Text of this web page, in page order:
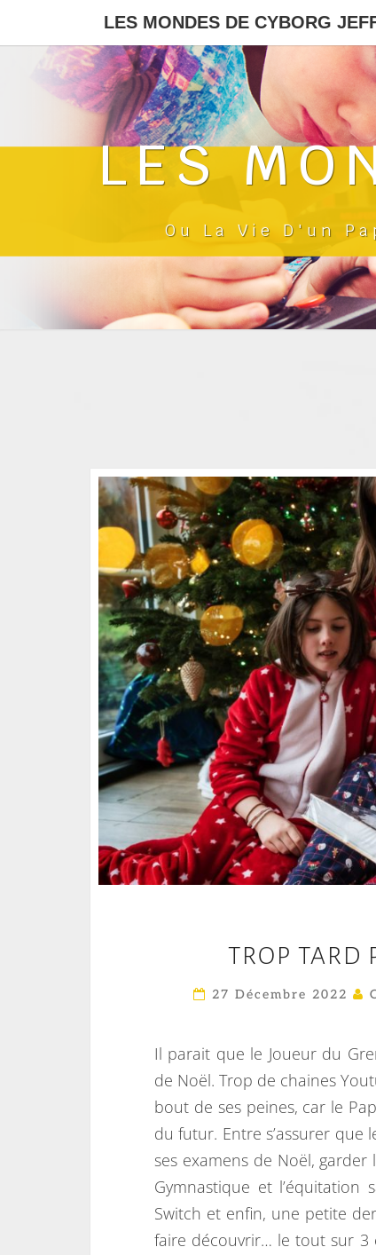
LES MONDES DE CYBORG
LES
Ou La Vie D'un
TROP TARD
27 Décembre 2022
Il parait que le Joueur du
de Noël. Trop de chaines
bout de ses peines, car le
du futur. Entre s’assurer que
ses examens de Noël,
Gymnastique et l’équitation
Switch et enfin, une petite
faire découvrir… le tout sur 3